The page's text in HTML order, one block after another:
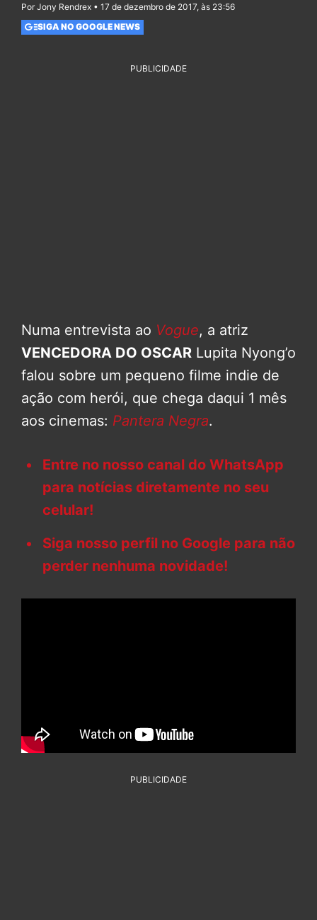
Por Jony Rendrex • 17 de dezembro de 2017, às 23:56
SIGA NO GOOGLE NEWS
PUBLICIDADE
Numa entrevista ao Vogue, a atriz
VENCEDORA DO OSCAR Lupita Nyong’o
falou sobre um pequeno filme indie de
ação com herói, que chega daqui 1 mês
aos cinemas: Pantera Negra.
Entre no nosso canal do WhatsApp
para notícias diretamente no seu
celular!
Siga nosso perfil no Google para não
perder nenhuma novidade!
PUBLICIDADE